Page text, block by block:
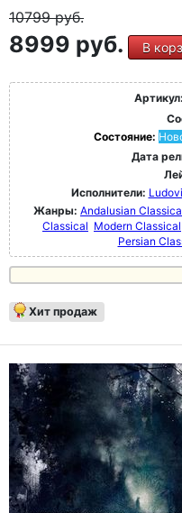
10799руб.
8999 руб. В
Артикул:
Состояние:
Дата
Исполнители:
Жанры: Andalusian
Classical Modern Classical
Persian
Хит продаж